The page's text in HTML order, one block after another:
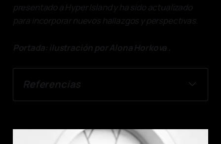
presentado a Hyper Island y ha sido actualizado
para incorporar nuevos hallazgos y perspectivas.
Portada: ilustración por Alona Horkova .
Referencias
Anderson, C. et al. (2025) 'Large language
10.1093/pnasnexus/pgag042.